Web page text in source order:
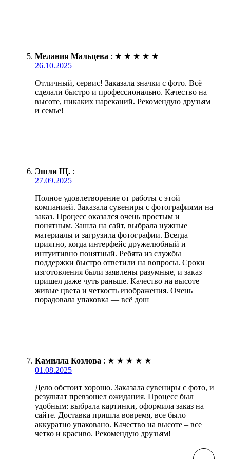
Мелания Мальцева : ★ ★ ★ ★ ★
26.10.2025
Отличный, сервис! Заказала значки с фото. Всё
сделали быстро и профессионально. Качество на
высоте, никаких нареканий. Рекомендую друзьям
и семье!
Эшли Щ. :
27.09.2025
Полное удовлетворение от работы с этой
компанией. Заказала сувениры с фотографиями на
заказ. Процесс оказался очень простым и
понятным. Зашла на сайт, выбрала нужные
материалы и загрузила фотографии. Всегда
приятно, когда интерфейс дружелюбный и
интуитивно понятный. Ребята из службы
поддержки быстро ответили на вопросы. Сроки
изготовления были заявлены разумные, и заказ
пришел даже чуть раньше. Качество на высоте —
живые цвета и четкость изображения. Очень
порадовала упаковка — всё дош
Камилла Козлова : ★ ★ ★ ★ ★
01.08.2025
Дело обстоит хорошо. Заказала сувениры с фото, и
результат превзошел ожидания. Процесс был
удобным: выбрала картинки, оформила заказ на
сайте. Доставка пришла вовремя, все было
аккуратно упаковано. Качество на высоте – все
четко и красиво. Рекомендую друзьям!